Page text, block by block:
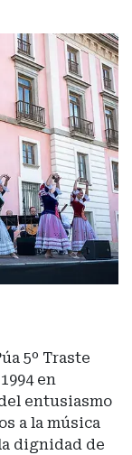
5º Traste
en
entusiasmo
a la música
dignidad de